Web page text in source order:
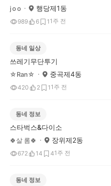
j o o 행당제1동
989 6 1 1주 전
동네 일상
쓰레기무단투기
☆Ran☆ 중곡제4동
420 2 1 1주 전
동네 정보
스타벅스&다이소
🍀살 롬🍀 장위제2동
672 14 41주 전
동네 정보